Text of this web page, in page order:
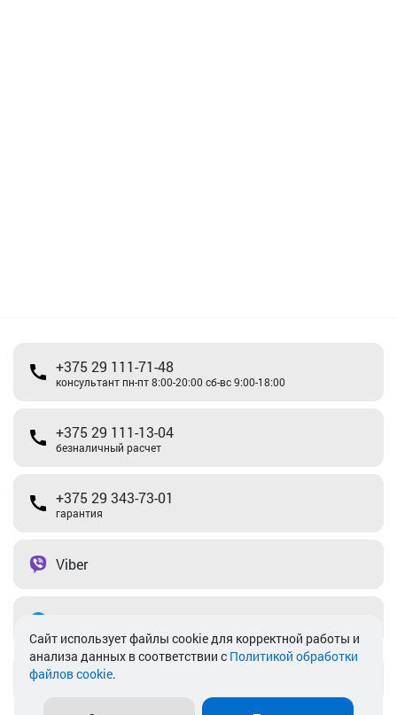
+375 29 111-71-48
консультант пн-пт 8:00-20:00 сб-вс 9:00-18:00
+375 29 111-13-04
безналичный расчет
+375 29 343-73-01
гарантия
Viber
info@akkamulik.by
Cайт использует файлы cookie для корректной работы и
анализа данных в соответствии с Политикой обработки
файлов cookie.